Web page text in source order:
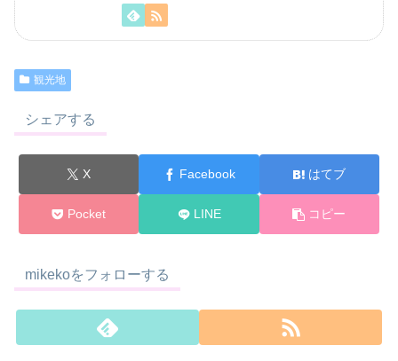
観光地
シェアする
X Facebook はてブ
Pocket LINE コピー
mikekoをフォローする